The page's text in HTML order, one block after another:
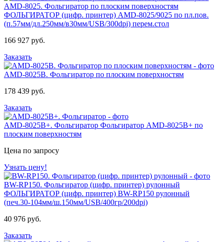
AMD-8025. Фольгиратор по плоским поверхностям
ФОЛЬГИРАТОР (цифр. принтер) AMD-8025/9025 по пл.пов.
(п.57мм/дл.250мм/в30мм/USB/300dpi) перем.стол
166 927 руб.
Заказать
AMD-8025B. Фольгиратор по плоским поверхностям
178 439 руб.
Заказать
AMD-8025B+. Фольгиратор Фольгиратор AMD-8025B+ по
плоским поверхностям
Цена по запросу
Узнать цену!
BW-RP150. Фольгиратор (цифр. принтер) рулонный
ФОЛЬГИРАТОР (цифр. принтер) BW-RP150 рулонный
(печ.30-104мм/ш.150мм/USB/400гр/200dpi)
40 976 руб.
Заказать